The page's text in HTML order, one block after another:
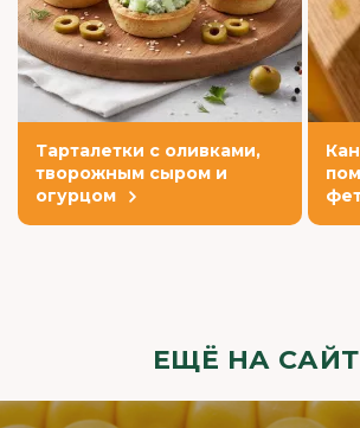
Тарталетки с оливками,
творожным сыром и
огурцом
ЕЩЁ НА